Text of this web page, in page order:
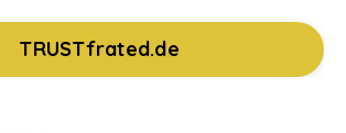
TRUSTfrated.de